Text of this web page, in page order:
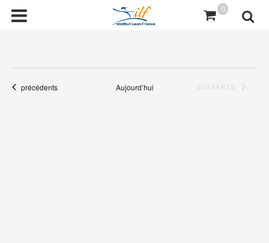
0
Évènements
précédents Aujourd’hui ÉVÈNEMENTS
SUIVANTS